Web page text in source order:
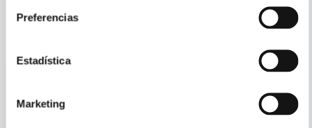
Preferencias
Estadística
Marketing
PORQUE TAMBIÉN
VER TODOS